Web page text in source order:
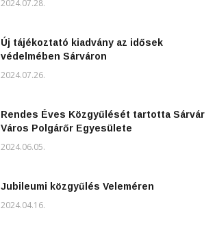
2024.07.28.
Új tájékoztató kiadvány az idősek
védelmében Sárváron
2024.07.26.
Rendes Éves Közgyűlését tartotta Sárvár
Város Polgárőr Egyesülete
2024.06.05.
Jubileumi közgyűlés Veleméren
2024.04.16.